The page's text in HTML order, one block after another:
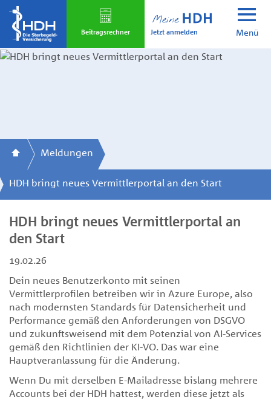
Skip
main
content
Beitrags­rechner Jetzt anmelden Menü
Meldungen
HDH bringt neues Vermittlerportal an den Start
HDH bringt neues Vermittlerportal an
den Start
19.02.26
Dein neues Benutzerkonto mit seinen
Vermittlerprofilen betreiben wir in Azure Europe, also
nach modernsten Standards für Datensicherheit und
Performance gemäß den Anforderungen von DSGVO
und zukunftsweisend mit dem Potenzial von AI-Services
gemäß den Richtlinien der KI-VO. Das war eine
Hauptveranlassung für die Änderung.
Wenn Du mit derselben E-Mailadresse bislang mehrere
Accounts bei der HDH hattest, werden diese jetzt als